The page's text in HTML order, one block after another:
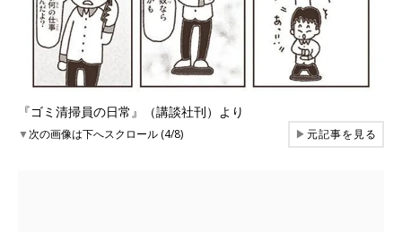
『ゴミ清掃員の日常』（講談社刊）より
▼次の画像は下へスクロール (4/8) ▶元記事を見る